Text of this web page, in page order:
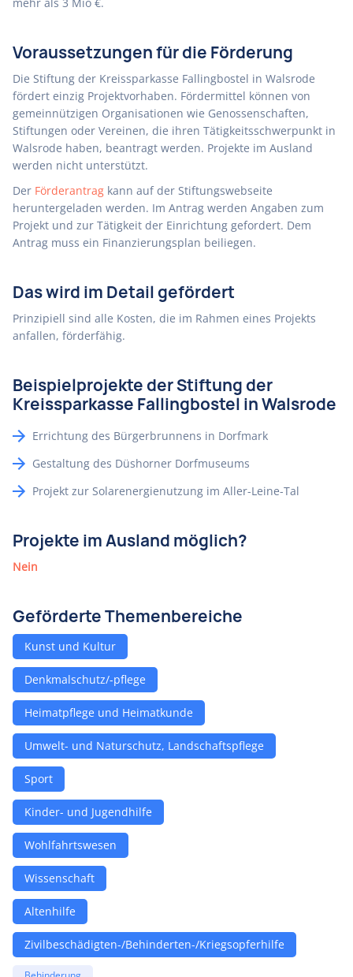
Voraussetzungen für die Förderung
Die Stiftung der Kreissparkasse Fallingbostel in Walsrode
fördert einzig Projektvorhaben. Fördermittel können von
gemeinnützigen Organisationen wie Genossenschaften,
Stiftungen oder Vereinen, die ihren Tätigkeitsschwerpunkt in
Walsrode haben, beantragt werden. Projekte im Ausland
werden nicht unterstützt.
Der Förderantrag kann auf der Stiftungswebseite
heruntergeladen werden. Im Antrag werden Angaben zum
Projekt und zur Tätigkeit der Einrichtung gefordert. Dem
Antrag muss ein Finanzierungsplan beiliegen.
Das wird im Detail gefördert
Prinzipiell sind alle Kosten, die im Rahmen eines Projekts
anfallen, förderfähig.
Beispielprojekte der Stiftung der
Kreissparkasse Fallingbostel in Walsrode
Errichtung des Bürgerbrunnens in Dorfmark
Gestaltung des Düshorner Dorfmuseums
Projekt zur Solarenergienutzung im Aller-Leine-Tal
Projekte im Ausland möglich?
Nein
Geförderte Themenbereiche
Kunst und Kultur
Denkmalschutz/-pflege
Heimatpflege und Heimatkunde
Umwelt- und Naturschutz, Landschaftspflege
Sport
Kinder- und Jugendhilfe
Wohlfahrtswesen
Wissenschaft
Altenhilfe
Zivilbeschädigten-/Behinderten-/Kriegsopferhilfe